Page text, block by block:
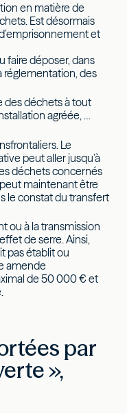
en matière de
Est désormais
et
faire déposer, dans
réglementation, des
des déchets à tout
agréée, …
Le
peut aller jusqu’à
déchets concernés
maintenant être
le constat du transfert
ou à la transmission
de serre. Ainsi,
pas établit ou
amende
de 50 000 € et
par
»,